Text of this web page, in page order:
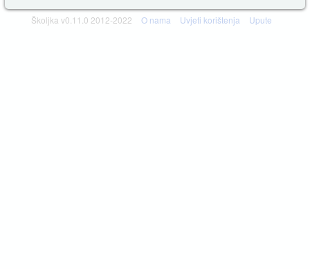
Školjka v0.11.0 2012-2022 O nama Uvjeti korištenja Upute